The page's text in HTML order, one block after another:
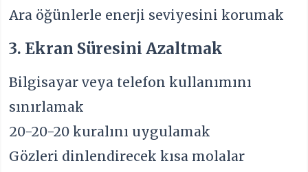
Ara öğünlerle enerji seviyesini korumak
3. Ekran Süresini Azaltmak
Bilgisayar veya telefon kullanımını
sınırlamak
20-20-20 kuralını uygulamak
Gözleri dinlendirecek kısa molalar